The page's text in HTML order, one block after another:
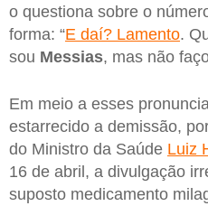
o questiona sobre o
forma: “E daí? Lamento.
sou Messias, mas não
Em meio a esses
estarrecido a demissão,
do Ministro da Saúde Luiz
16 de abril, a divulgação
suposto medicamento